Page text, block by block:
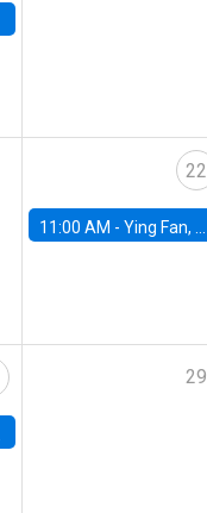
22
11:00 AM -Ying Fan, University of Michigan
29